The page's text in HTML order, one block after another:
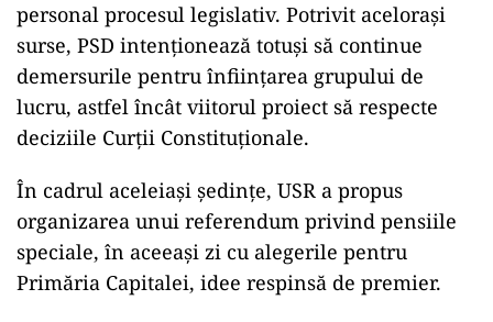
personal procesul legislativ. Potrivit acelorași
surse, PSD intenționează totuși să continue
demersurile pentru înființarea grupului de
lucru, astfel încât viitorul proiect să respecte
deciziile Curții Constituționale.
În cadrul aceleiași ședințe, USR a propus
organizarea unui referendum privind pensiile
speciale, în aceeași zi cu alegerile pentru
Primăria Capitalei, idee respinsă de premier.